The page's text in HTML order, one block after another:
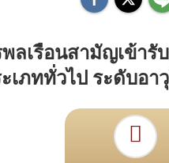
ลเรือนสามัญเข้า
เภททั่วไป ระดับอา